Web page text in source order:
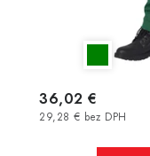
29,28 € bez DPH
36,02 €